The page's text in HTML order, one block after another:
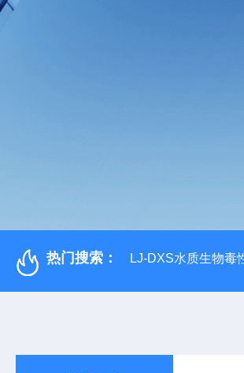
热门搜索： LJ-DXS水质生物毒